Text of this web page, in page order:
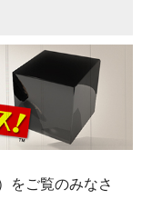
をご覧のみなさ